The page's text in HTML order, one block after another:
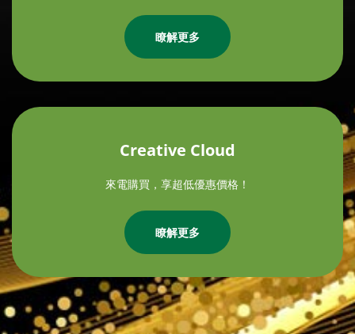
瞭解更多
Creative Cloud
來電購買，享超低優惠價格！
瞭解更多